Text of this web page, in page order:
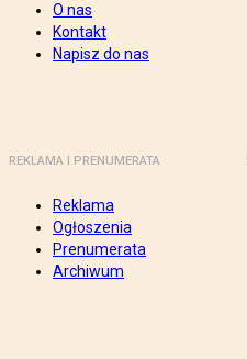
O nas
Kontakt
Napisz do nas
REKLAMA I PRENUMERATA
Reklama
Ogłoszenia
Prenumerata
Archiwum